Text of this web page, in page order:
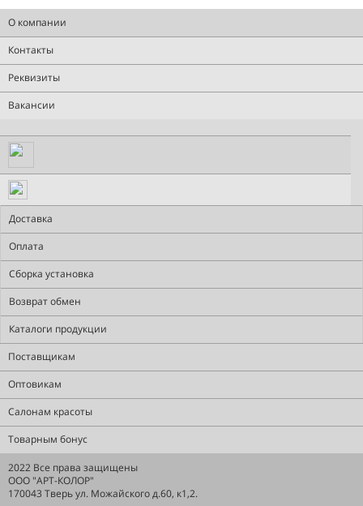
О компании
Контакты
Реквизиты
Вакансии
Доставка
Оплата
Сборка установка
Возврат обмен
Каталоги продукции
Поставщикам
Оптовикам
Салонам красоты
Товарным бонус
2022 Все права защищены
ООО "АРТ-КОЛОР"
170043 Тверь ул. Можайского д.60, к1,2.